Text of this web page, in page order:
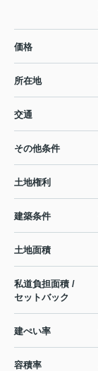
価格
所在地
交通
その他条件
土地権利
建築条件
土地面積
私道負担面積 /
セットバック
建ぺい率
容積率